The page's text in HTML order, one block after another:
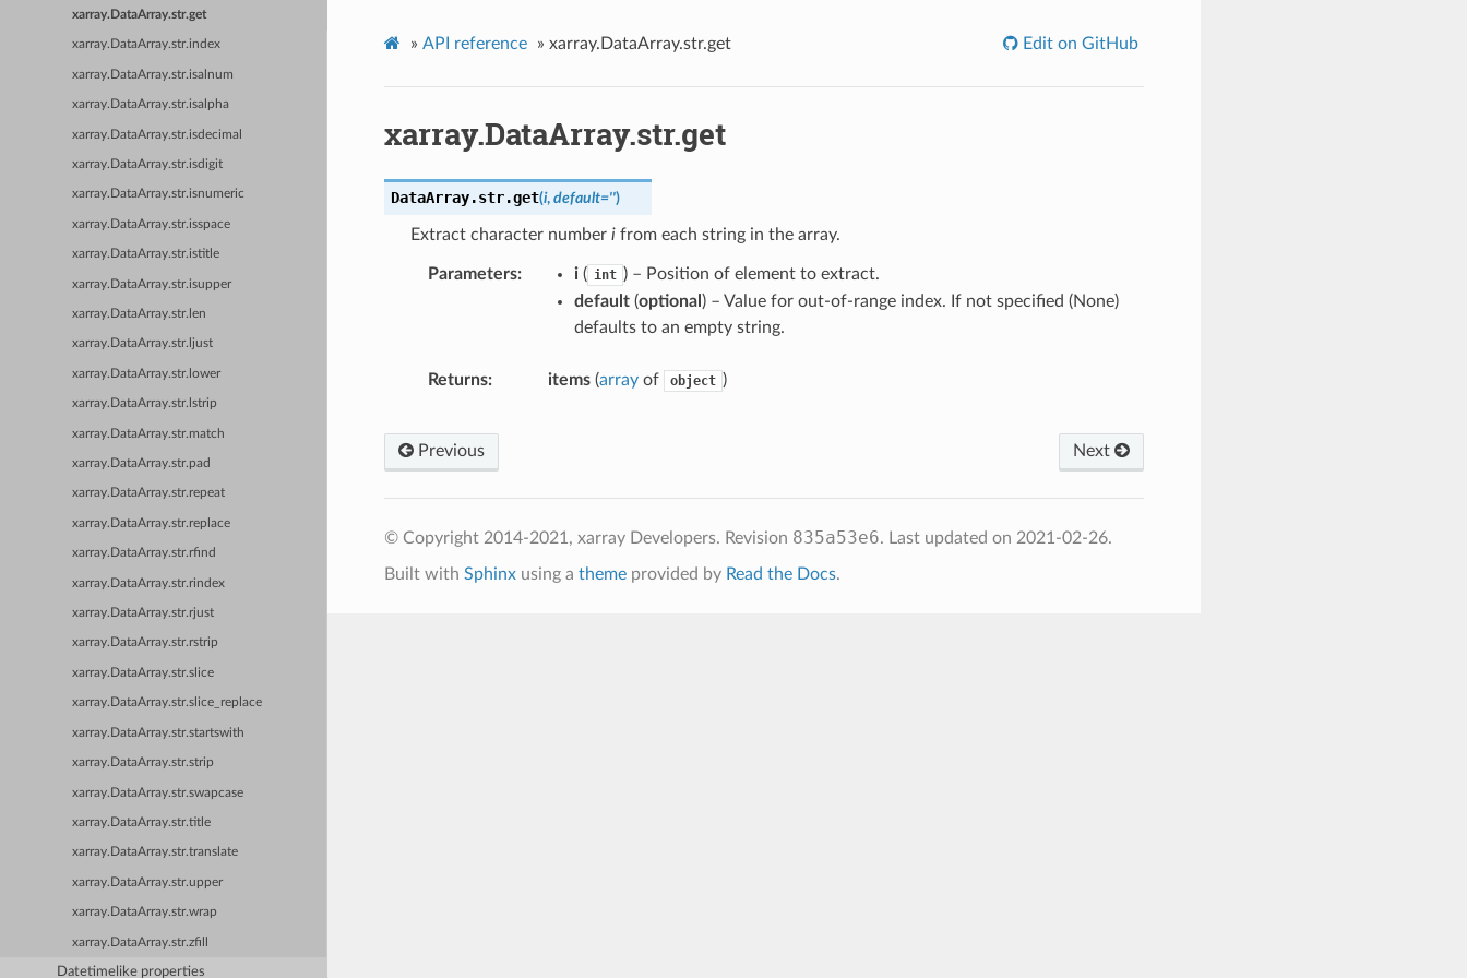
xarray.DataArray.str.get
xarray.DataArray.str.index
xarray.DataArray.str.isalnum
xarray.DataArray.str.isalpha
xarray.DataArray.str.isdecimal
xarray.DataArray.str.isdigit
xarray.DataArray.str.isnumeric
xarray.DataArray.str.isspace
xarray.DataArray.str.istitle
xarray.DataArray.str.isupper
xarray.DataArray.str.len
xarray.DataArray.str.ljust
xarray.DataArray.str.lower
xarray.DataArray.str.lstrip
xarray.DataArray.str.match
xarray.DataArray.str.pad
xarray.DataArray.str.repeat
xarray.DataArray.str.replace
xarray.DataArray.str.rfind
xarray.DataArray.str.rindex
xarray.DataArray.str.rjust
xarray.DataArray.str.rstrip
xarray.DataArray.str.slice
xarray.DataArray.str.slice_replace
xarray.DataArray.str.startswith
xarray.DataArray.str.strip
xarray.DataArray.str.swapcase
xarray.DataArray.str.title
xarray.DataArray.str.translate
xarray.DataArray.str.upper
xarray.DataArray.str.wrap
xarray.DataArray.str.zfill
Datetimelike properties
» API reference » xarray.DataArray.str.get Edit on GitHub
xarray.DataArray.str.get
DataArray.str.get(i, default='')
Extract character number ifrom each string in the array.
Parameters i( int ) – Position of element to extract.
default(optional ) – Value for out-of-range index. If not specified (None)
defaults to an empty string.
Returns items(arrayof object )
Next
Previous
© Copyright 2014-2021, xarray Developers. Revision 835a53e6. Last updated on 2021-02-26.
Built with Sphinxusing a themeprovided by Read the Docs.